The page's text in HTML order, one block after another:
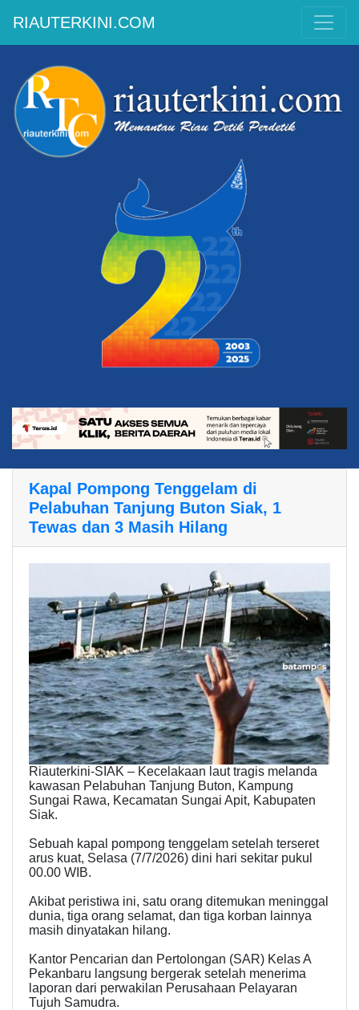
RIAUTERKINI.COM
Kapal Pompong Tenggelam di
Pelabuhan Tanjung Buton Siak, 1
Tewas dan 3 Masih Hilang
Riauterkini-​SIAK – Kecelakaan laut tragis melanda
kawasan Pelabuhan Tanjung Buton, Kampung
Sungai Rawa, Kecamatan Sungai Apit, Kabupaten
Siak.
Sebuah kapal pompong tenggelam setelah terseret
arus kuat, Selasa (7/7/2026) dini hari sekitar pukul
00.00 WIB.
Akibat peristiwa ini, satu orang ditemukan meninggal
dunia, tiga orang selamat, dan tiga korban lainnya
masih dinyatakan hilang.
​Kantor Pencarian dan Pertolongan (SAR) Kelas A
Pekanbaru langsung bergerak setelah menerima
laporan dari perwakilan Perusahaan Pelayaran
Tujuh Samudra.